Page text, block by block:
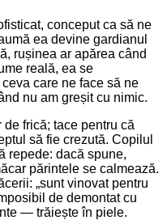
conceput ca să ne
ea devine gardianul
rușinea ar apărea când
reală, ea se
care ne face să ne
nu am greșit cu nimic.
frică; tace pentru că
să fie crezută. Copilul
repede: dacă spune,
părintele se calmează.
„sunt vinovat pentru
de demontat cu
— trăiește în piele.